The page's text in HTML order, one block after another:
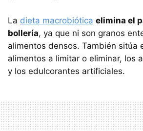
La dieta macrobiótica elimina el
bollería, ya que ni son granos
alimentos densos. También sitúa
alimentos a limitar o eliminar, los
y los edulcorantes artificiales.